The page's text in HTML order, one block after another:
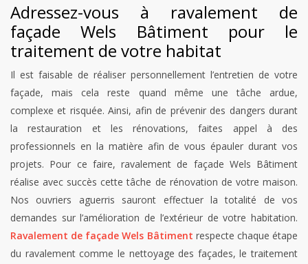
Adressez-vous à ravalement de
façade Wels Bâtiment pour le
traitement de votre habitat
Il est faisable de réaliser personnellement l’entretien de votre
façade, mais cela reste quand même une tâche ardue,
complexe et risquée. Ainsi, afin de prévenir des dangers durant
la restauration et les rénovations, faites appel à des
professionnels en la matière afin de vous épauler durant vos
projets. Pour ce faire, ravalement de façade Wels Bâtiment
réalise avec succès cette tâche de rénovation de votre maison.
Nos ouvriers aguerris sauront effectuer la totalité de vos
demandes sur l’amélioration de l’extérieur de votre habitation.
Ravalement de façade Wels Bâtiment respecte chaque étape
du ravalement comme le nettoyage des façades, le traitement